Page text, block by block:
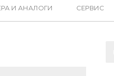
И АНАЛОГИ СЕРВИС